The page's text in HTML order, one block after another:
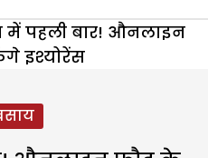
में पहली बार! औनलाइन
इश्योरेंस